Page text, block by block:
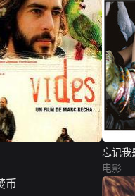
忘记我
电影